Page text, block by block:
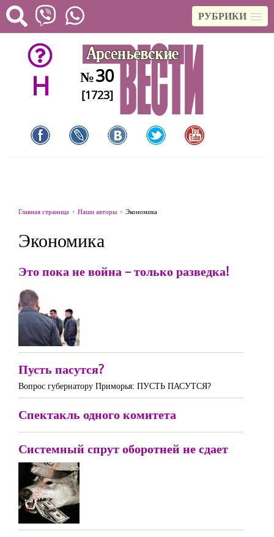
РУБРИКИ
H №30
[1723]
Главная страница Наши авторы Экономика
Экономика
Это пока не война – только разведка!
Пусть пасутся?
Вопрос губернатору Приморья: ПУСТЬ ПАСУТСЯ?
Спектакль одного комитета
Системный спрут оборотней не сдает